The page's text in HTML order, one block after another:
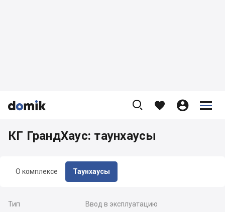


    


О комплексе Таунхаусы
КГ ГрандХаус: таунхаусы
Тип Ввод в эксплуатацию